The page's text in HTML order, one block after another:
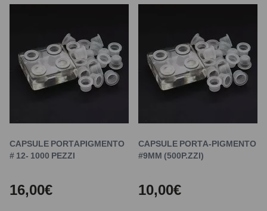
CAPSULE PORTAPIGMENTO
# 12- 1000 PEZZI
16,00€
CAPSULE PORTA-PIGMENTO
#9MM (500P.ZZI)
10,00€